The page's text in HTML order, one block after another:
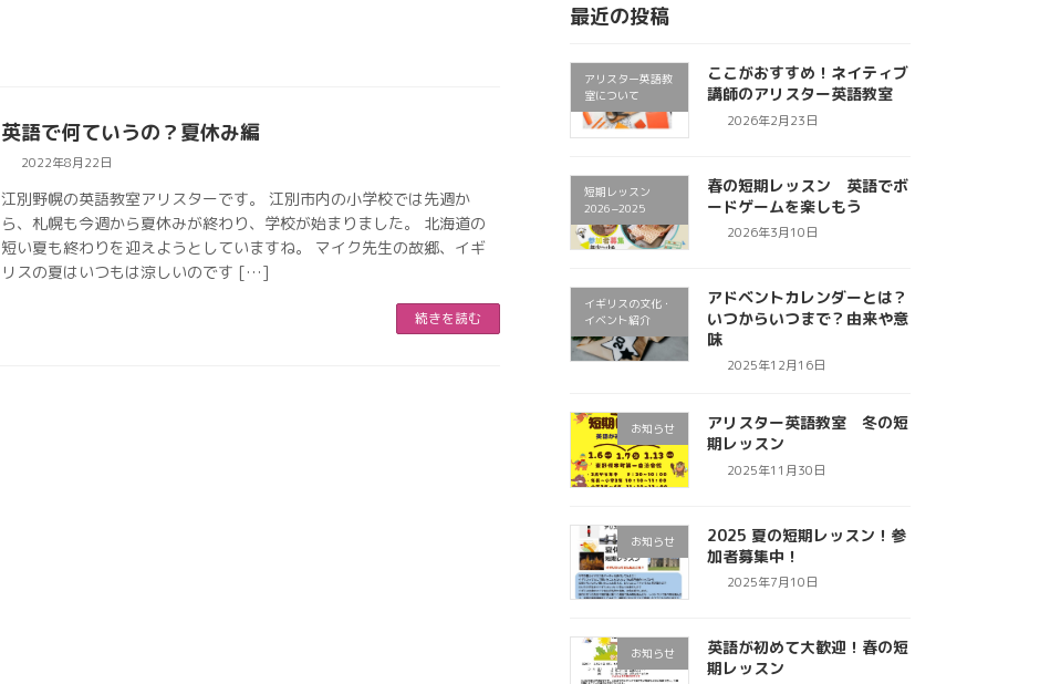
英語で何ていうの？夏休み編
2022年8月22日
江別野幌の英語教室アリスターです。 江別市内の小学校では先週か
ら、札幌も今週から夏休みが終わり、学校が始まりました。 北海道の
短い夏も終わりを迎えようとしていますね。 マイク先生の故郷、イギ
リスの夏はいつもは涼しいのです […]
続きを読む
最近の投稿
アリスター英語教
室について
ここがおすすめ！ネイティブ
講師のアリスター英語教室
2026年2月23日
短期レッスン
2026−2025
春の短期レッスン 英語でボ
ードゲームを楽しもう
2026年3月10日
イギリスの文化・
イベント紹介
アドベントカレンダーとは？
いつからいつまで？由来や意
味
2025年12月16日
お知らせ
アリスター英語教室 冬の短
期レッスン
2025年11月30日
お知らせ
2025 夏の短期レッスン！参
加者募集中！
2025年7月10日
お知らせ
英語が初めて大歓迎！春の短
期レッスン